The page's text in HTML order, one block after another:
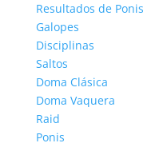
Resultados de Ponis
Galopes
Disciplinas
Saltos
Doma Clásica
Doma Vaquera
Raid
Ponis